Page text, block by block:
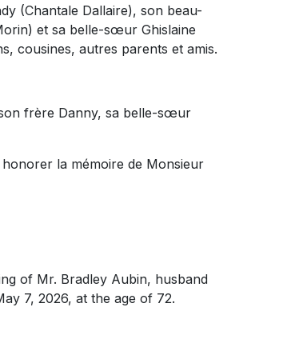
(Chantale Dallaire), son beau-
et sa belle-sœur Ghislaine
cousines, autres parents et amis.
frère Danny, sa belle-sœur
la mémoire de Monsieur
of Mr. Bradley Aubin, husband
7, 2026, at the age of 72.